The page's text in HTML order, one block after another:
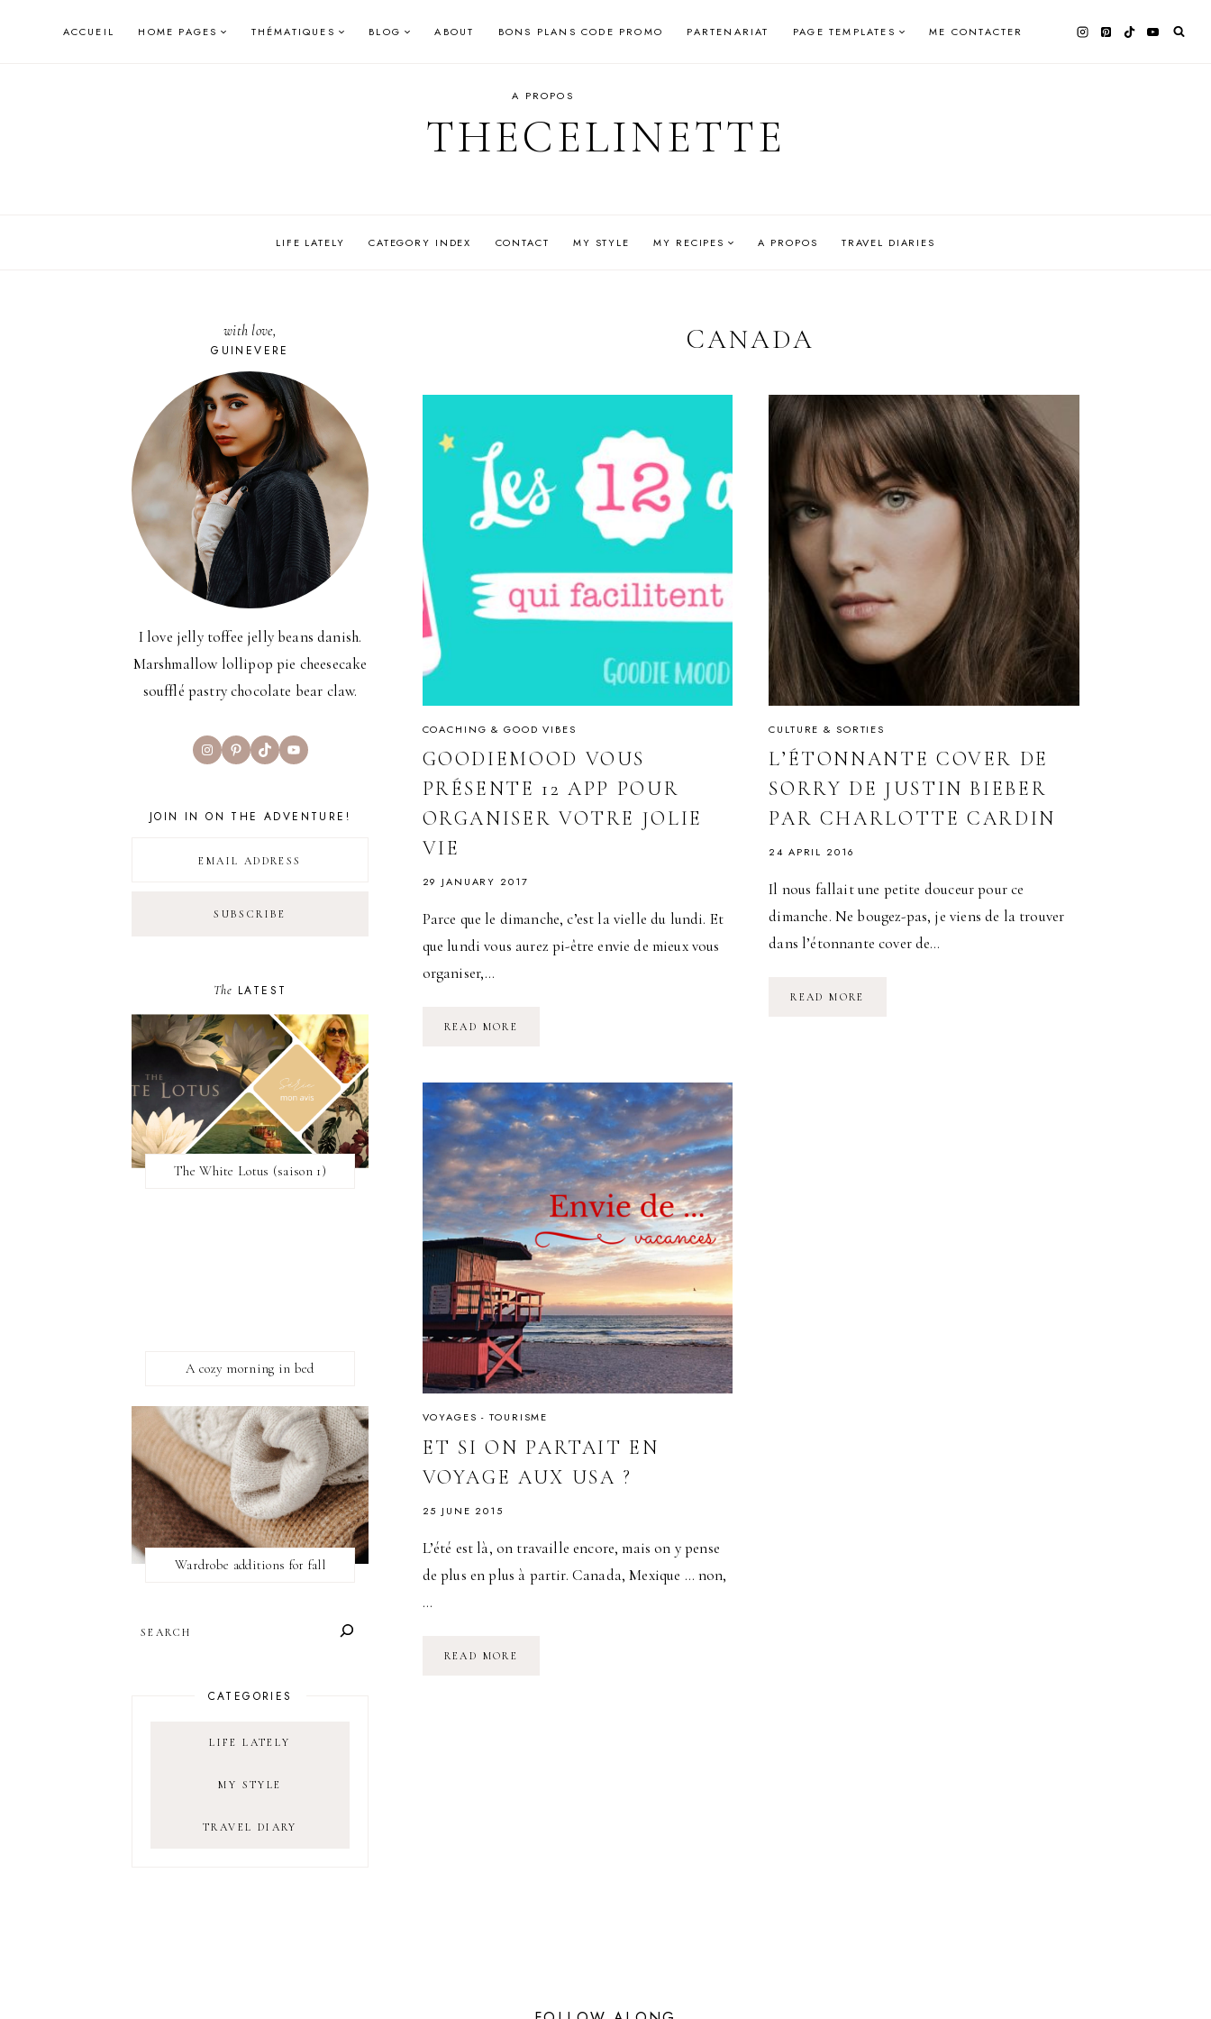
ACCUEIL HOME PAGES THÉMATIQUES BLOG ABOUT BONS PLANS CODE PROMO PARTENARIAT PAGE TEMPLATES ME CONTACTER
A PROPOS
THECELINETTE
LIFE LATELY CATEGORY INDEX CONTACT MY STYLE MY RECIPES A PROPOS TRAVEL DIARIES
CANADA
COACHING & GOOD VIBES
GOODIEMOOD VOUS
PRÉSENTE 12 APP POUR
ORGANISER VOTRE JOLIE
VIE
29 JANUARY 2017
Parce que le dimanche, c’est la vielle du lundi. Et
que lundi vous aurez pi-être envie de mieux vous
organiser,…
READ MORE
POUR
ORGANISER
VOTRE
JOLIE
VIE
CULTURE & SORTIES
L’ÉTONNANTE COVER DE
SORRY DE JUSTIN BIEBER
PAR CHARLOTTE CARDIN
24 APRIL 2016
Il nous fallait une petite douceur pour ce
dimanche. Ne bougez-pas, je viens de la trouver
dans l’étonnante cover de…
READ MORE
VOYAGES - TOURISME
ET SI ON PARTAIT EN
VOYAGE AUX USA ?
25 JUNE 2015
L’été est là, on travaille encore, mais on y pense
de plus en plus à partir. Canada, Mexique … non,
…
READ MORE
with love,
GUINEVERE
I love jelly toffee jelly beans danish.
Marshmallow lollipop pie cheesecake
soufflé pastry chocolate bear claw.
InstagramPinterest
TikTokYouTube
JOIN IN ON THE ADVENTURE!
The LATEST
The White Lotus (saison 1)
A cozy morning in bed
Wardrobe additions for fall
CATEGORIES
LIFE LATELY
MY STYLE
TRAVEL DIARY